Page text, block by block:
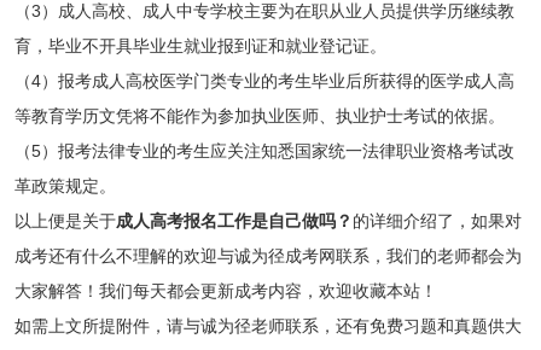
（3）成人高校、成人中专学校主要为在职从业人员提供学历继续教
育，毕业不开具毕业生就业报到证和就业登记证。
（4）报考成人高校医学门类专业的考生毕业后所获得的医学成人高
等教育学历文凭将不能作为参加执业医师、执业护士考试的依据。
（5）报考法律专业的考生应关注知悉国家统一法律职业资格考试改
革政策规定。
以上便是关于成人高考报名工作是自己做吗？ 的详细介绍了，如果对
成考还有什么不理解的欢迎与诚为径成考网联系，我们的老师都会为
大家解答！我们每天都会更新成考内容，欢迎收藏本站！
如需上文所提附件，请与诚为径老师联系，还有免费习题和真题供大